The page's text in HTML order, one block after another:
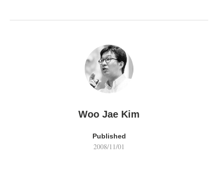
Woo Jae Kim
Published
2008/11/01